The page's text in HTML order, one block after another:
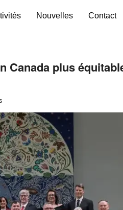
Nouvelles Contact
Canada plus